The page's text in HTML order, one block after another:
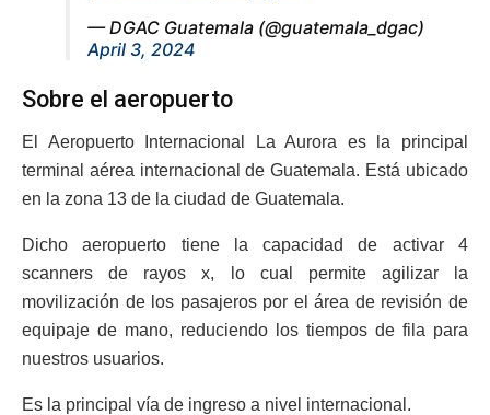
— DGAC Guatemala (@guatemala_dgac)
April 3, 2024
Sobre el aeropuerto
El Aeropuerto Internacional La Aurora es la principal
terminal aérea internacional de Guatemala. Está ubicado
en la zona 13 de la ciudad de Guatemala.
Dicho aeropuerto tiene la capacidad de activar 4
scanners de rayos x, lo cual permite agilizar la
movilización de los pasajeros por el área de revisión de
equipaje de mano, reduciendo los tiempos de fila para
nuestros usuarios.
Es la principal vía de ingreso a nivel internacional.